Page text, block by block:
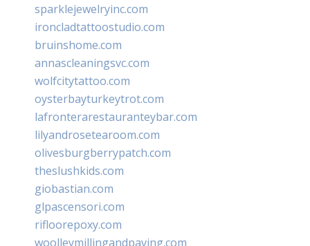
sparklejewelryinc.com
ironcladtattoostudio.com
bruinshome.com
annascleaningsvc.com
wolfcitytattoo.com
oysterbayturkeytrot.com
lafronterarestauranteybar.com
lilyandrosetearoom.com
olivesburgberrypatch.com
theslushkids.com
giobastian.com
glpascensori.com
rifloorepoxy.com
woolleymillingandpaving.com